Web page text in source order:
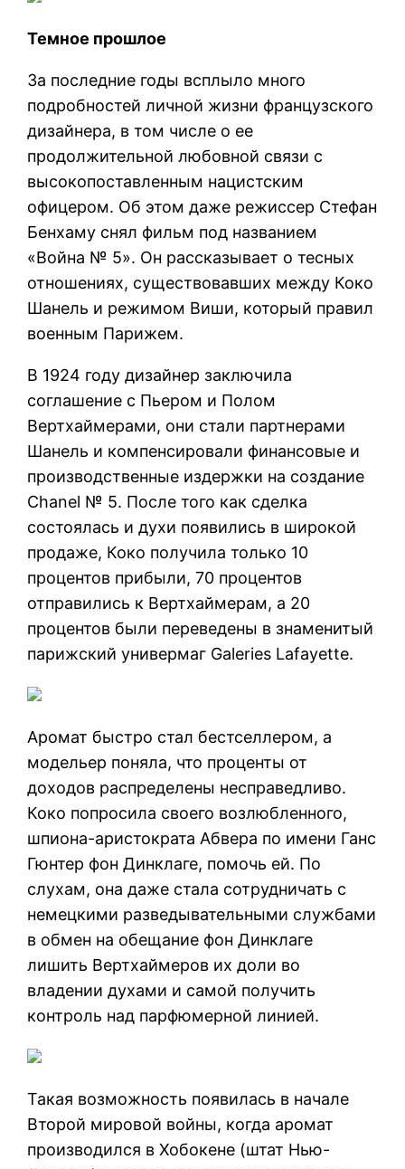
Темное прошлое
За последние годы всплыло много
подробностей личной жизни французского
дизайнера, в том числе о ее
продолжительной любовной связи с
высокопоставленным нацистским
офицером. Об этом даже режиссер Стефан
Бенхаму снял фильм под названием
«Война № 5». Он рассказывает о тесных
отношениях, существовавших между Коко
Шанель и режимом Виши, который правил
военным Парижем.
В 1924 году дизайнер заключила
соглашение с Пьером и Полом
Вертхаймерами, они стали партнерами
Шанель и компенсировали финансовые и
производственные издержки на создание
Chanel № 5. После того как сделка
состоялась и духи появились в широкой
продаже, Коко получила только 10
процентов прибыли, 70 процентов
отправились к Вертхаймерам, а 20
процентов были переведены в знаменитый
парижский универмаг Galeries Lafayette.
Аромат быстро стал бестселлером, а
модельер поняла, что проценты от
доходов распределены несправедливо.
Коко попросила своего возлюбленного,
шпиона-аристократа Абвера по имени Ганс
Гюнтер фон Динклаге, помочь ей. По
слухам, она даже стала сотрудничать с
немецкими разведывательными службами
в обмен на обещание фон Динклаге
лишить Вертхаймеров их доли во
владении духами и самой получить
контроль над парфюмерной линией.
Такая возможность появилась в начале
Второй мировой войны, когда аромат
производился в Хобокене (штат Нью-